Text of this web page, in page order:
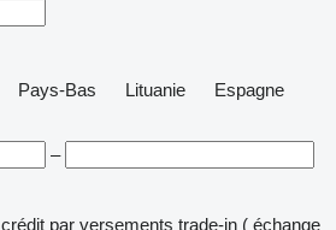
Pays-Bas Lituanie
Espagne
–
crédit par versements trade-in ( échange